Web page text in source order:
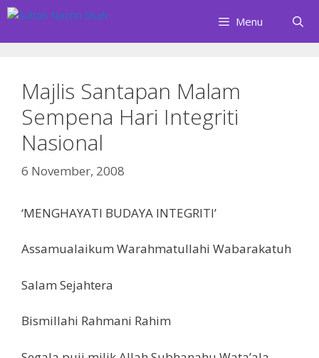
Skip
content
Menu
Majlis Santapan Malam
Sempena Hari Integriti
Nasional
6 November, 2008
‘MENGHAYATI BUDAYA INTEGRITI’
Assamualaikum Warahmatullahi Wabarakatuh
Salam Sejahtera
Bismillahi Rahmani Rahim